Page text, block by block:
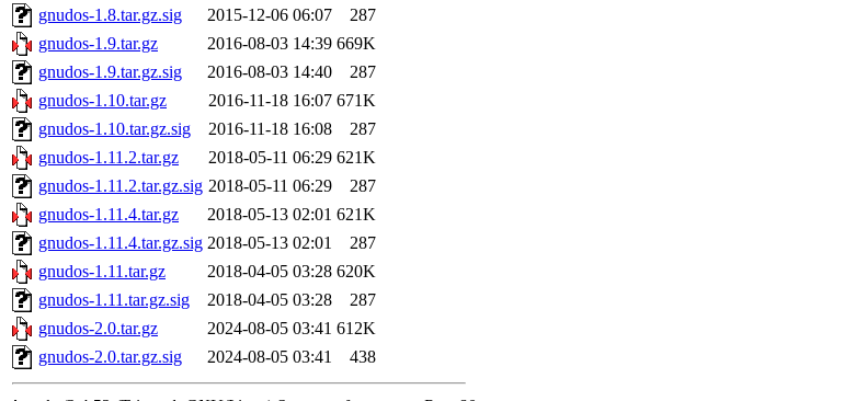
gnudos-1.8.tar.gz.sig
2015-12-06 06:07
287
gnudos-1.9.tar.gz
2016-08-03 14:39 669K
gnudos-1.9.tar.gz.sig
2016-08-03 14:40
287
gnudos-1.10.tar.gz
2016-11-18 16:07 671K
gnudos-1.10.tar.gz.sig
2016-11-18 16:08
287
gnudos-1.11.2.tar.gz
2018-05-11 06:29 621K
gnudos-1.11.2.tar.gz.sig 2018-05-11 06:29
287
gnudos-1.11.4.tar.gz
2018-05-13 02:01 621K
gnudos-1.11.4.tar.gz.sig 2018-05-13 02:01
287
gnudos-1.11.tar.gz
2018-04-05 03:28 620K
gnudos-1.11.tar.gz.sig
2018-04-05 03:28
287
gnudos-2.0.tar.gz
2024-08-05 03:41 612K
gnudos-2.0.tar.gz.sig
2024-08-05 03:41 438